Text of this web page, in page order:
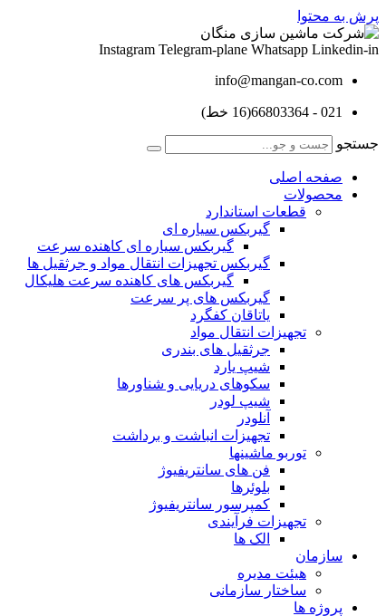
پرش به محتوا
Instagram Telegram-plane Whatsapp Linkedin-in
info@mangan-co.com
021 - 66803364(16 خط)
جستجو
صفحه اصلی
محصولات
قطعات استاندارد
گيربكس سياره ای
گيربكس سياره ای كاهنده سرعت
گيربكس تجهيزات انتقال مواد و جرثقيل ها
گيربكس های كاهنده سرعت هليكال
گيربكس های پر سرعت
ياتاقان كفگرد
تجهیزات انتقال مواد
جرثقیل های بندری
شیپ یارد
سکوهای دریایی و شناورها
شیپ لودر
آنلودر
تجهیزات انباشت و برداشت
توربو ماشینها
فن های سانتریفیوژ
بلوئرها
کمپرسور سانتریفیوژ
تجهیزات فرآیندی
الک ها
سازمان
هيئت مديره
ساختار سازمانی
پروژه ها